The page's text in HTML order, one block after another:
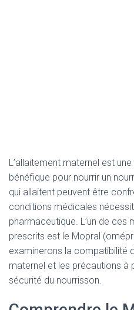
L’allaitement maternel est
bénéfique pour nourrir un
qui allaitent peuvent être
conditions médicales
pharmaceutique. L’un de
prescrits est le Mopral
examinerons la compatibilité
maternel et les précautions à
sécurité du nourrisson.